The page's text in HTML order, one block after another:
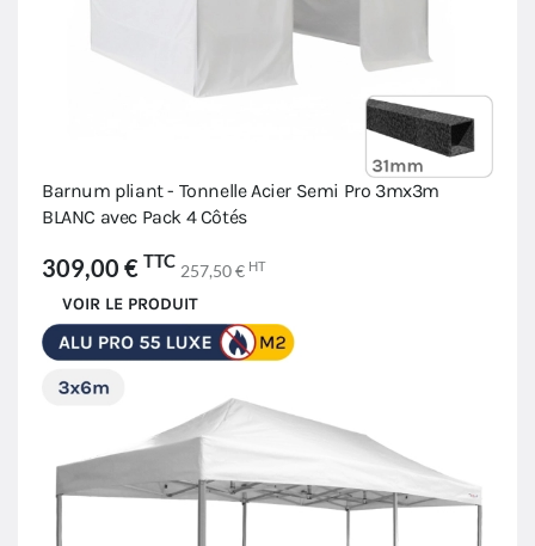
Barnum pliant - Tonnelle Acier Semi Pro 3mx3m
BLANC avec Pack 4 Côtés
309,00 € TTC 257,50 € HT
VOIR LE PRODUIT